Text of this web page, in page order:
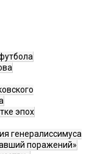
эпох
генералиссимуса
поражений»